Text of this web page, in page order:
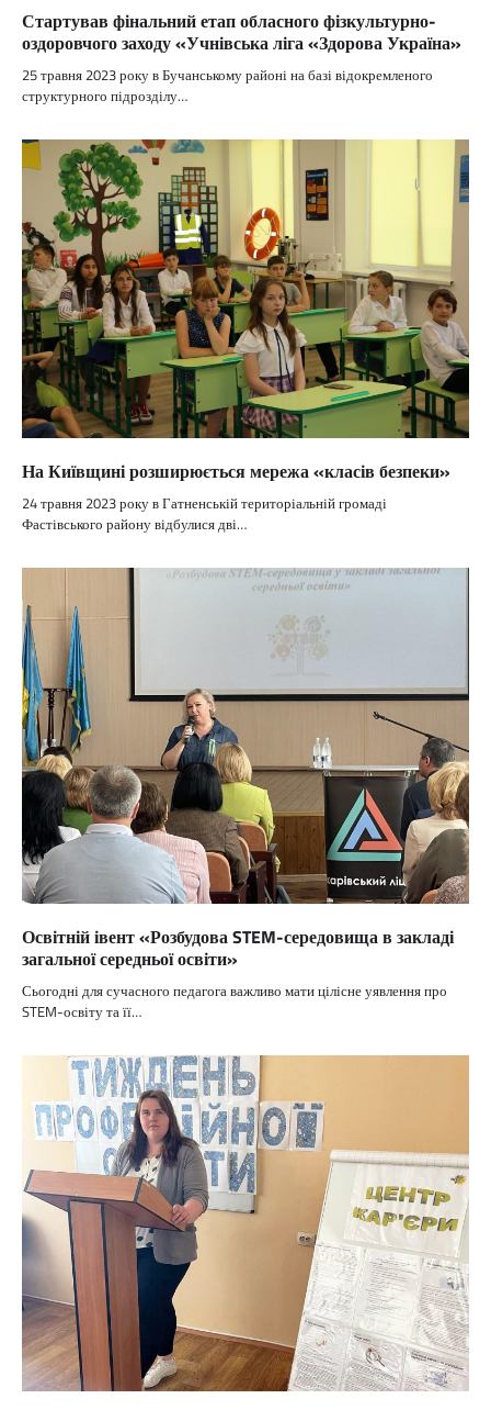
Стартував фінальний етап обласного фізкультурно-
оздоровчого заходу «Учнівська ліга «Здорова Україна»
25 травня 2023 року в Бучанському районі на базі відокремленого
структурного підрозділу…
На Київщині розширюється мережа «класів безпеки»
24 травня 2023 року в Гатненській територіальній громаді
Фастівського району відбулися дві…
Освітній івент «Розбудова STEM-середовища в закладі
загальної середньої освіти»
Сьогодні для сучасного педагога важливо мати цілісне уявлення про
STEM-освіту та її…